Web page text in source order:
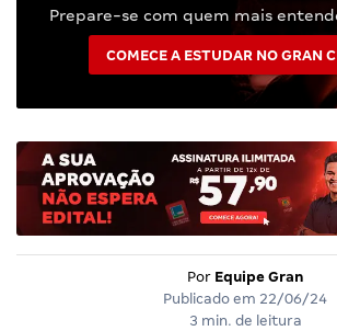
Prepare-se com quem mais
COMECE A ESTUDAR NO GRAN
Por Equipe Gran
Publicado em 22/06/24
3 min. de leitura